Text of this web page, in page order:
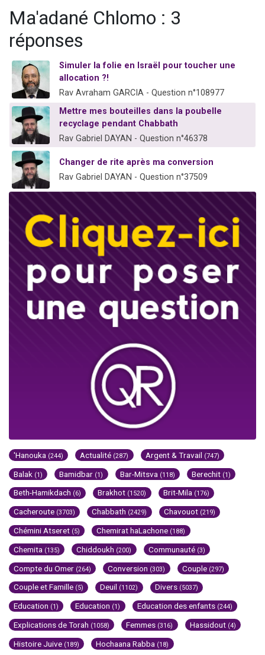
Il reste 49 places pour étudier en groupe sur Zoom
Eva vient de donner son Maasser
Ma'adané Chlomo : 3
réponses
Simuler la folie en Israël pour toucher une
allocation ?!
Rav Avraham GARCIA - Question n°108977
Mettre mes bouteilles dans la poubelle
recyclage pendant Chabbath
Rav Gabriel DAYAN - Question n°46378
Changer de rite après ma conversion
Rav Gabriel DAYAN - Question n°37509
'Hanouka (244) Actualité (287) Argent & Travail (747)
Balak (1) Bamidbar (1) Bar-Mitsva (118) Berechit (1)
Beth-Hamikdach (6) Brakhot (1520) Brit-Mila (176)
Cacheroute (3703) Chabbath (2429) Chavouot (219)
Chémini Atseret (5) Chemirat haLachone (188)
Chemita (135) Chiddoukh (200) Communauté (3)
Compte du Omer (264) Conversion (303) Couple (297)
Couple et Famille (5) Deuil (1102) Divers (5037)
Education (1) Education (1) Education des enfants (244)
Explications de Torah (1058) Femmes (316) Hassidout (4)
Histoire Juive (189) Hochaana Rabba (18)